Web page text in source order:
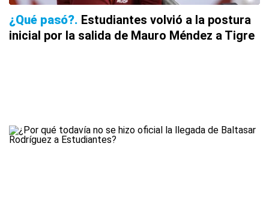
¿Qué pasó? Estudiantes volvió a la postura
inicial por la salida de Mauro Méndez a Tigre